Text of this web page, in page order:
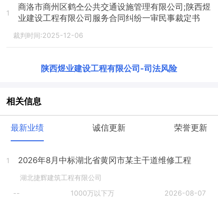
1
商洛市商州区鹤仝公共交通设施管理有限公司;陕西煜
业建设工程有限公司服务合同纠纷一审民事裁定书
裁判时间:2025-12-06
陕西煜业建设工程有限公司 -司法风险
相关信息
最新业绩 诚信更新 荣誉更新
1 2026年8月中标湖北省黄冈市某主干道维修工程
湖北捷辉建筑工程有限公司
--
1000万以下万 2026-08-07